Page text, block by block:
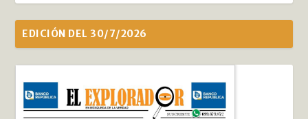
EDICIÓN DEL 30/7/2026